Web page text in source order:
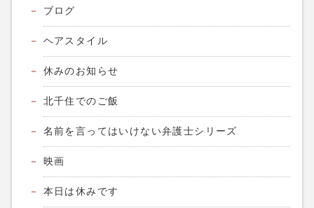
ブログ
ヘアスタイル
休みのお知らせ
北千住でのご飯
名前を言ってはいけない弁護士シリーズ
映画
本日は休みです